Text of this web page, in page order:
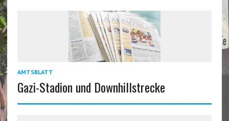
AMTSBLATT
Gazi-Stadion und Downhillstrecke